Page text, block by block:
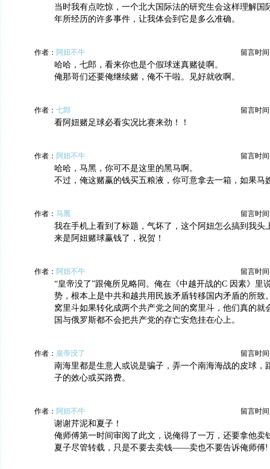
当时我有点吃惊，一个北大国际法的研究生会这样理解国
年所经历的许多事件，让我体会到它是多么准确。
作者： 阿妞不牛 留言时间
哈哈，七郎，看来你也是个假球迷真赌徒啊。
俺那哥们还要俺继续赌，俺不干啦。见好就收啊。
作者： 七郎 留言时间
看阿妞赌足球必看实况比赛来劲！！
作者： 阿妞不牛 留言时间
哈哈，马黑，你可不是这里的黑马啊。
不过，俺这赌赢的钱买五粮液，你可意拿去一箱，如果马
作者： 马黑 留言时间
我在手机上看到了标题，气坏了，这个阿妞怎么搞到我头
来是阿妞赌球赢钱了，祝贺！
作者： 阿妞不牛 留言时间
“皇帝没了”跟俺所见略同。俺在《中越开战的C 因素》里
势，根本上是中共和越共用民族矛盾转移国内矛盾的所致
窝里斗如果转化成两个共产党之间的窝里斗，他们真的就
国与俄罗斯都不会把共产党的存亡安危挂在心上。
作者： 皇帝没了 留言时间
南海里都是生意人或说是骗子，弄一个南海海战的皮球，
子的效心或买路费。
作者： 阿妞不牛 留言时间
谢谢芹泥和夏子！
俺师傅第一时间审阅了此文，说俺得了一万，还要拿他卖
夏子尽管转载，只是不要去卖钱——卖也不要告诉俺师傅!